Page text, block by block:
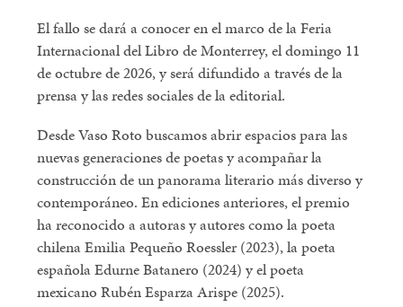
El fallo se dará a conocer en el marco de la Feria
Internacional del Libro de Monterrey, el domingo 11
de octubre de 2026, y será difundido a través de la
prensa y las redes sociales de la editorial.
Desde Vaso Roto buscamos abrir espacios para las
nuevas generaciones de poetas y acompañar la
construcción de un panorama literario más diverso y
contemporáneo. En ediciones anteriores, el premio
ha reconocido a autoras y autores como la poeta
chilena Emilia Pequeño Roessler (2023), la poeta
española Edurne Batanero (2024) y el poeta
mexicano Rubén Esparza Arispe (2025).